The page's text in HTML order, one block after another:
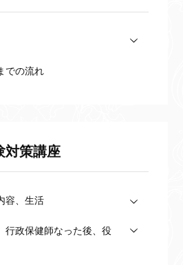
での流れ
対策講座
容、生活
行政保健師なった後、役